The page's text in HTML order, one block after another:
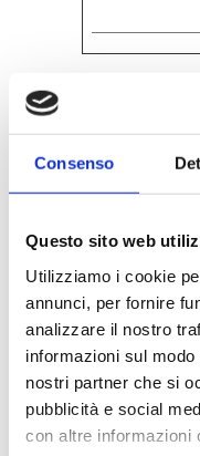
Consenso
Questo sito web
Utilizziamo i cookie
annunci, per fornire
analizzare il nostro
informazioni sul
nostri partner che si
pubblicità e social
con altre informazioni
Cookie Policy
Il cookie è un
byte)
browser.
gestore del
le informazioni
navigazione
Vogliamo che